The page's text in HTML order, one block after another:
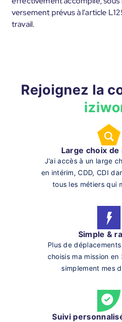
versement prévus à l'article
travail.
Rejoignez la
Large choix
J’ai accès à un large
en intérim, CDD, CDI
tous les métiers qui
Simple &
Plus de
choisis ma mission
simplement mes
Suivi